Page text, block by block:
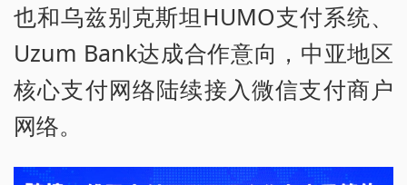
也和乌兹别克斯坦HUMO支付系统、
Uzum Bank达成合作意向，中亚地区
核心支付网络陆续接入微信支付商户
网络。